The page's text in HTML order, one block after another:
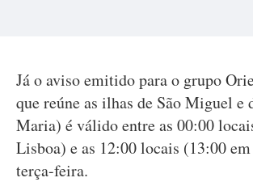
Já o aviso emitido para o grupo
que reúne as ilhas de São Miguel e
Maria) é válido entre as 00:00
Lisboa) e as 12:00 locais (13:00
terça-feira.